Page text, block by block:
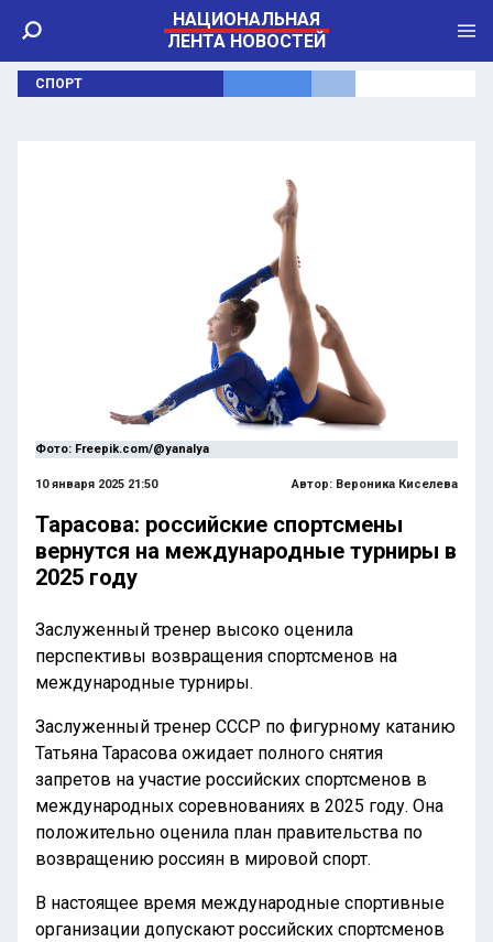
НАЦИОНАЛЬНАЯ
ЛЕНТА НОВОСТЕЙ
СПОРТ
Фото: Freepik.com/@yanalya
10 января 2025 21:50 Автор: Вероника Киселева
Тарасова: российские спортсмены
вернутся на международные турниры в
2025 году
Заслуженный тренер высоко оценила
перспективы возвращения спортсменов на
международные турниры.
Заслуженный тренер СССР по фигурному катанию
Татьяна Тарасова ожидает полного снятия
запретов на участие российских спортсменов в
международных соревнованиях в 2025 году. Она
положительно оценила план правительства по
возвращению россиян в мировой спорт.
В настоящее время международные спортивные
организации допускают российских спортсменов